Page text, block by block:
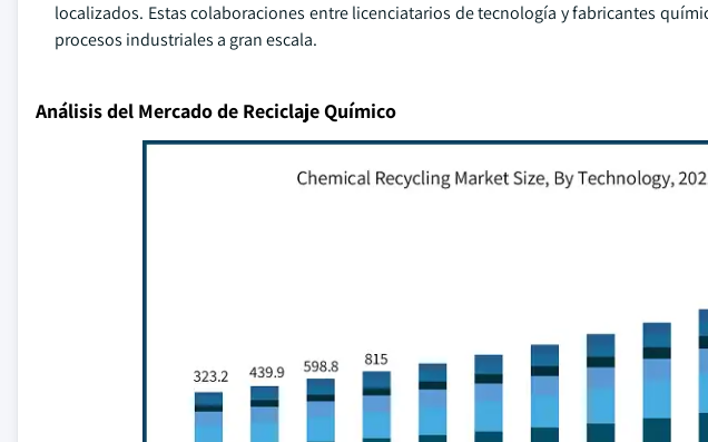
localizados. Estas colaboraciones entre licenciatarios de tecnología y fabricantes
procesos industriales a gran escala.
Análisis del Mercado de Reciclaje Químico